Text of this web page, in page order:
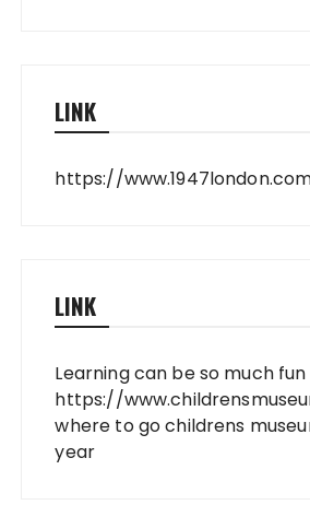
LINK
https://
LINK
Learning can be so much
https://
where to go childrens
year